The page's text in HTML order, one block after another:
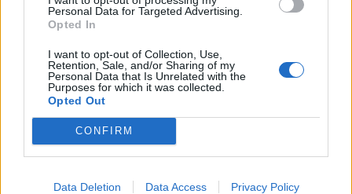
Personal Data for Targeted Advertising.
Opted In
I want to opt-out of Collection, Use,
Retention, Sale, and/or Sharing of my
Personal Data that Is Unrelated with the
Purposes for which it was collected.
Opted Out
CONFIRM
Data Deletion Data Access Privacy Policy